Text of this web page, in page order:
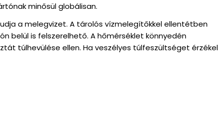
minősül globálisan.
a melegvizet. A tárolós vízmelegítőkkel ellentétben
belül is felszerelhető. A hőmérséklet könnyedén
túlhevülése ellen. Ha veszélyes túlfeszültséget érzékel